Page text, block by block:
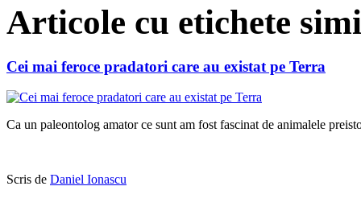
Articole cu etichete
Cei mai feroce pradatori care au existat pe Terra
Ca un paleontolog amator ce sunt am fost fascinat de animalele
Scris de Daniel Ionascu